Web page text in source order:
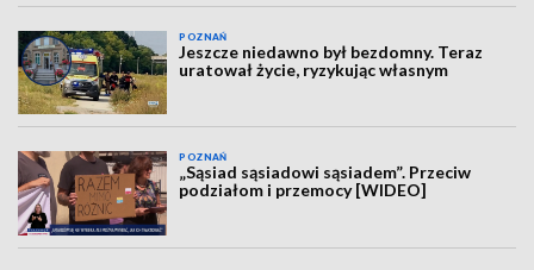
POZNAŃ
Jeszcze niedawno był bezdomny. Teraz
uratował życie, ryzykując własnym
POZNAŃ
„Sąsiad sąsiadowi sąsiadem”. Przeciw
podziałom i przemocy [WIDEO]